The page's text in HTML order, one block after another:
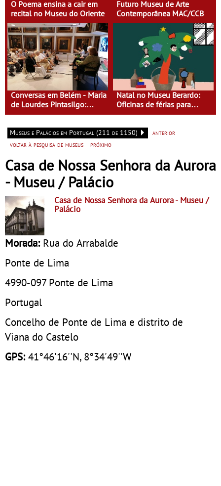
O Poema ensina a cair em
recital no Museu do Oriente
Futuro Museu de Arte
Contemporânea MAC/CCB
Conversas em Belém - Maria
de Lourdes Pintasilgo:
Mulher de um Tempo Novo
Natal no Museu Berardo:
Oficinas de férias para
crianças dos 4 aos 13 anos
Museus e Palácios em Portugal (211 de 1150)
anterior
voltar à pesquisa de museus
próximo
Casa de Nossa Senhora da Aurora
- Museu / Palácio
Casa de Nossa Senhora da Aurora- Museu /
Palácio
Morada: Rua do Arrabalde
Ponte de Lima
4990-097 Ponte de Lima
Portugal
Concelho de Ponte de Lima e distrito de
Viana do Castelo
GPS:41°46'16''N, 8°34'49''W